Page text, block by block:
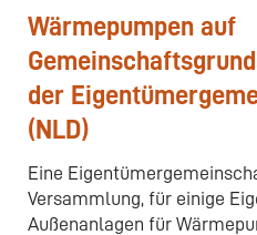
Wärmepumpen auf
der
(NLD)
Eine
Versammlung, für einige
Außenanlagen für